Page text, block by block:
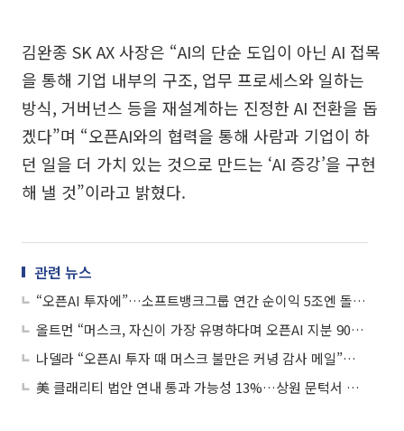
김완종 SK AX 사장은 “AI의 단순 도입이 아닌 AI 접목
을 통해 기업 내부의 구조, 업무 프로세스와 일하는
방식, 거버넌스 등을 재설계하는 진정한 AI 전환을 돕
겠다”며 “오픈AI와의 협력을 통해 사람과 기업이 하
던 일을 더 가치 있는 것으로 만드는 ‘AI 증강’을 구현
해 낼 것”이라고 밝혔다.
관련 뉴스
“오픈AI 투자에”…소프트뱅크그룹 연간 순이익 5조엔 돌파 '日 기업 사상 최대'
올트먼 “머스크, 자신이 가장 유명하다며 오픈AI 지분 90% 요구”
나델라 “오픈AI 투자 때 머스크 불만은 커녕 감사 메일”⋯스모킹건 되나
美 클래리티 법안 연내 통과 가능성 13%…상원 문턱서 제동